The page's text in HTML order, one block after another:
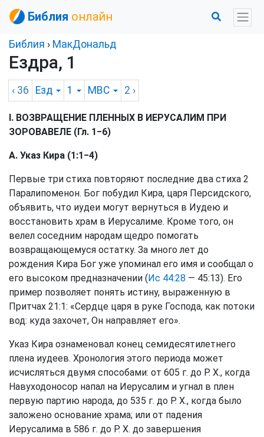
Библия онлайн
Библия › МакДональд
Ездра, 1
‹ 36 Езд 1 MBC 2 ›
I. ВОЗВРАЩЕНИЕ ПЛЕННЫХ В ИЕРУСАЛИМ ПРИ
ЗОРОВАВЕЛЕ (Гл. 1−6)
А. Указ Кира (1:1−4)
Первые три стиха повторяют последние два стиха 2
Паралипоменон. Бог побудил Кира, царя Персидского,
объявить, что иудеи могут вернуться в Иудею и
восстановить храм в Иерусалиме. Кроме того, он
велел соседним народам щедро помогать
возвращающемуся остатку. За много лет до
рождения Кира Бог уже упоминал его имя и сообщал о
его высоком предназначении (Ис 44:28 — 45:13). Его
пример позволяет понять истину, выраженную в
Притчах 21:1: «Сердце царя в руке Господа, как потоки
вод: куда захочет, Он направляет его».
Указ Кира ознаменовал конец семидесятилетнего
плена иудеев. Хронология этого периода может
исчисляться двумя способами: от 605 г. до Р. Х., когда
Навуходоносор напал на Иерусалим и угнал в плен
первую партию народа, до 535 г. до Р. Х., когда было
заложено основание храма; или от падения
Иерусалима в 586 г. до Р. Х. до завершения